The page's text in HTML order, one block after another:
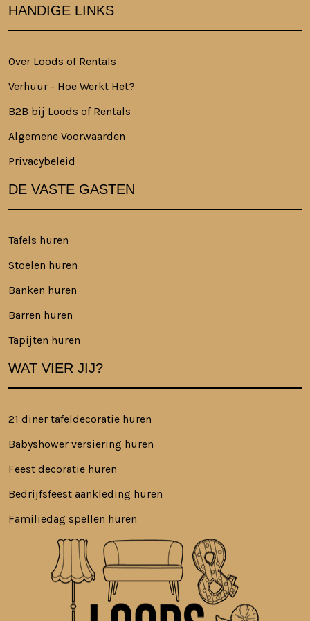
HANDIGE LINKS
Over Loods of Rentals
Verhuur - Hoe Werkt Het?
B2B bij Loods of Rentals
Algemene Voorwaarden
Privacybeleid
DE VASTE GASTEN
Tafels huren
Stoelen huren
Banken huren
Barren huren
Tapijten huren
WAT VIER JIJ?
21 diner tafeldecoratie huren
Babyshower versiering huren
Feest decoratie huren
Bedrijfsfeest aankleding huren
Familiedag spellen huren